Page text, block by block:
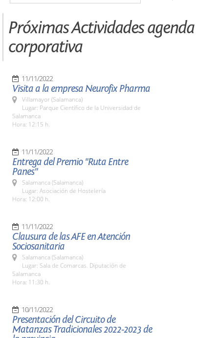
Próximas Actividades agenda
corporativa
11/11/2022
Visita a la empresa Neurofix Pharma
Villamayor (Salamanca)
Lugar: Parque Científico de la Universidad de
Salamanca
Hora: 12:15 h.
11/11/2022
Entrega del Premio "Ruta Entre
Panes"
Salamanca (Salamanca)
Lugar: Asociación de Hostelería
Hora: 12:00 h.
11/11/2022
Clausura de las AFE en Atención
Sociosanitaria
Salamanca (Salamanca)
Lugar: Sala de Comarcas. Diputación de
Salamanca
Hora: 11:30 h.
10/11/2022
Presentación del Circuito de
Matanzas Tradicionales 2022-2023 de